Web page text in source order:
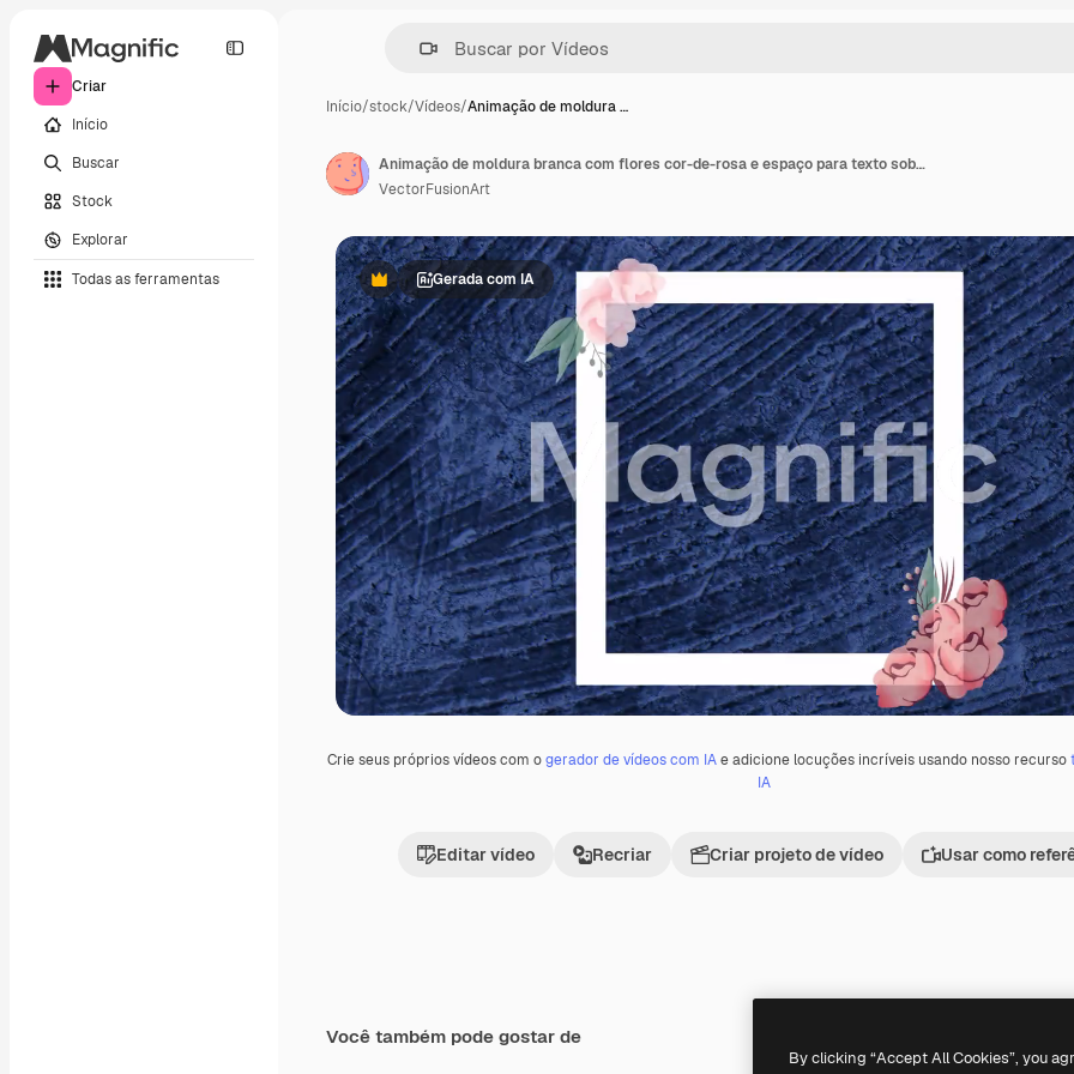
Criar
Início
Buscar
Stock
Explorar
Todas as ferramentas
Início/stock/Vídeos/Animação de moldura …
PremiumGerada com IA
Crie seus próprios vídeos com ogerador de vídeos com IAe adicione locuções incríveis usando nosso recurso
IA
Editar vídeo Recriar Criar projeto de vídeo Usar como
Animação de moldura branca com flores cor-de-rosa e espaço para texto sobre fundo azul estampado
VectorFusionArt
Você também pode gostar de
Gerado por IA
By clicking “Accept All Cookies”, you